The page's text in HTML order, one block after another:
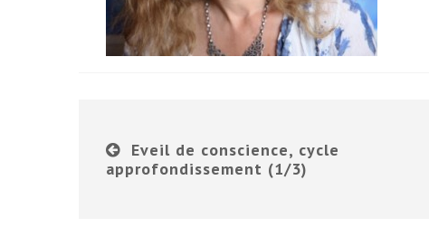
Eveil de conscience, cycle
approfondissement (1/3)